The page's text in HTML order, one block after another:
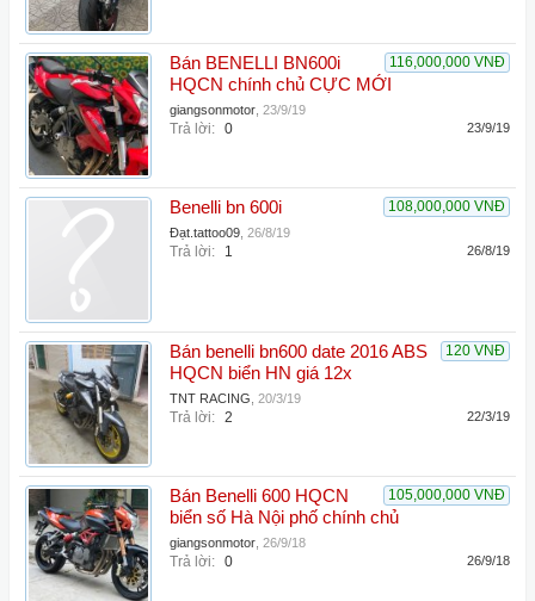
116,000,000 VNĐ
Bán BENELLI BN600i
HQCN chính chủ CỰC MỚI
giangsonmotor 23/9/19
Trả lời: 0 23/9/19
108,000,000 VNĐ
Benelli bn 600i
Đạt.tattoo09 26/8/19
Trả lời: 1 26/8/19
120 VNĐ
Bán benelli bn600 date 2016 ABS
HQCN biển HN giá 12x
TNT RACING 20/3/19
Trả lời: 2 22/3/19
105,000,000 VNĐ
Bán Benelli 600 HQCN
biển số Hà Nội phố chính chủ
giangsonmotor 26/9/18
Trả lời: 0 26/9/18